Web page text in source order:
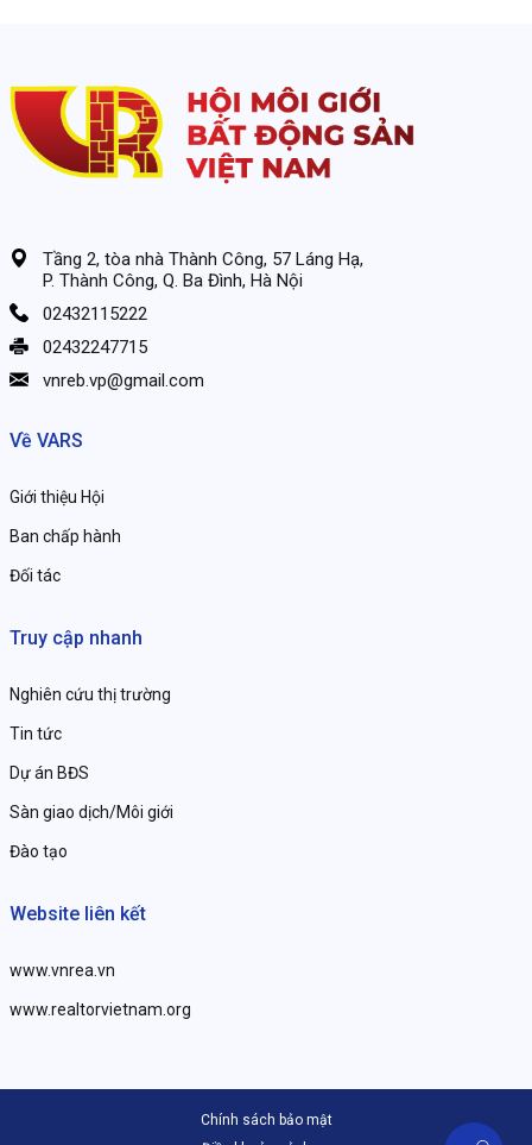
Tầng 2, tòa nhà Thành Công, 57 Láng Hạ,
P. Thành Công, Q. Ba Đình, Hà Nội
02432115222
02432247715
vnreb.vp@gmail.com
Về VARS
Giới thiệu Hội
Ban chấp hành
Đối tác
Truy cập nhanh
Nghiên cứu thị trường
Tin tức
Dự án BĐS
Sàn giao dịch/Môi giới
Đào tạo
Website liên kết
www.vnrea.vn
www.realtorvietnam.org
Chính sách bảo mật